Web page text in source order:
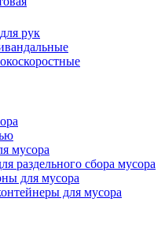
рук
мусора
раздельного сбора мусора
для мусора
для мусора